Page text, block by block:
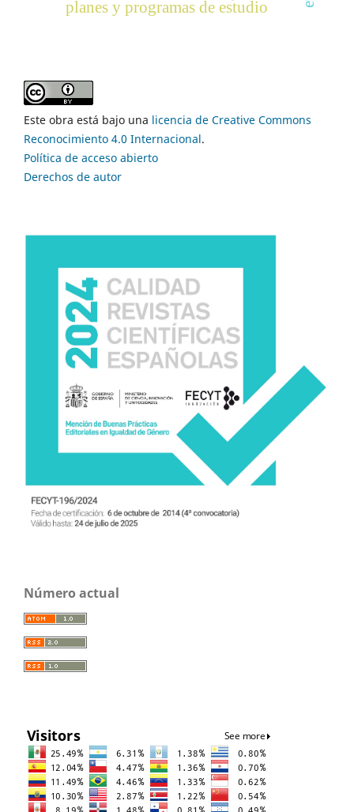
planes y programas de estudio
Este obra está bajo una licencia de Creative Commons
Reconocimiento 4.0 Internacional.
Política de acceso abierto
Derechos de autor
Número actual